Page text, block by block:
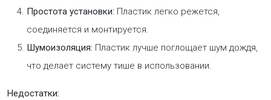
Простота установки: Пластик легко режется,
соединяется и монтируется.
Шумоизоляция: Пластик лучше поглощает шум дождя,
что делает систему тише в использовании.
Недостатки: